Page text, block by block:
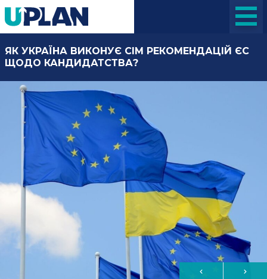
ЯК УКРАЇНА ВИКОНУЄ СІМ РЕКОМЕНДАЦІЙ ЄС
ЩОДО КАНДИДАТСТВА?